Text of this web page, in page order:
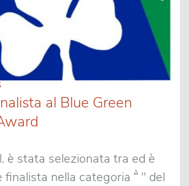
al Blue Green
è stata selezionata tra ed è
finalista nella categoria "̀ " del